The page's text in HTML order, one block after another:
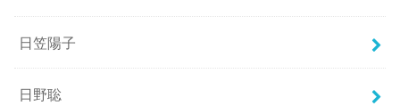
日笠陽子
日野聡